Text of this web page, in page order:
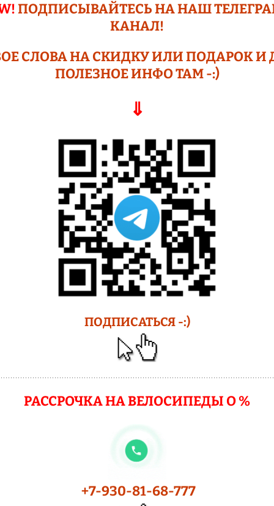
ПОДПИСЫВАЙТЕСЬ НА НАШ
КАНАЛ!
СЛОВА НА СКИДКУ ИЛИ ПОДАРОК И
ПОЛЕЗНОЕ ИНФО ТАМ -:)
⇓
ПОДПИСАТЬСЯ -:)
РАССРОЧКА НА ВЕЛОСИПЕДЫ О %
+7-930-81-68-777